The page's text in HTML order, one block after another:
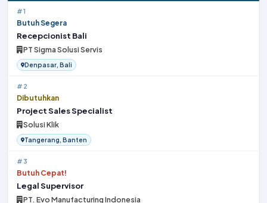
#1
Butuh Segera
Recepcionist Bali
PT Sigma Solusi Servis
Denpasar, Bali
#2
Dibutuhkan
Project Sales Specialist
Solusi Klik
Tangerang, Banten
#3
Butuh Cepat!
Legal Supervisor
PT. Evo Manufacturing Indonesia